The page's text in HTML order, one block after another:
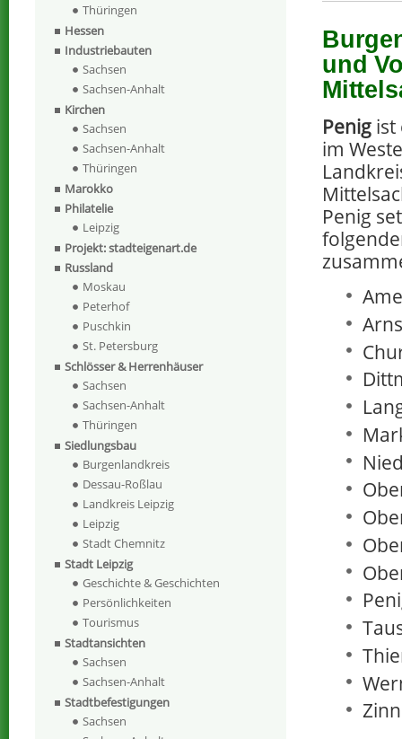
und
Penig ist
im
Penig
Thüringen
Hessen
Industriebauten
Sachsen
Sachsen-Anhalt
Kirchen
Sachsen
Sachsen-Anhalt
Thüringen
Marokko
Philatelie
Leipzig
Projekt: stadteigenart.de
Russland
Moskau
Peterhof
Puschkin
St. Petersburg
Schlösser & Herrenhäuser
Sachsen
Sachsen-Anhalt
Thüringen
Siedlungsbau
Burgenlandkreis
Dessau-Roßlau
Landkreis Leipzig
Leipzig
Stadt Chemnitz
Stadt Leipzig
Geschichte & Geschichten
Persönlichkeiten
Tourismus
Stadtansichten
Sachsen
Sachsen-Anhalt
Stadtbefestigungen
Sachsen